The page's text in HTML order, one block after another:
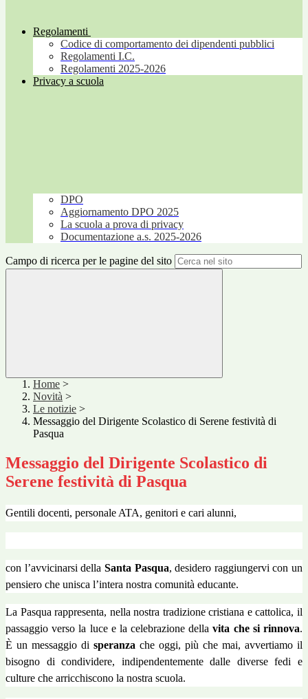
Regolamenti
Codice di comportamento dei dipendenti pubblici
Regolamenti I.C.
Regolamenti 2025-2026
Privacy a scuola
DPO
Aggiornamento DPO 2025
La scuola a prova di privacy
Documentazione a.s. 2025-2026
Campo di ricerca per le pagine del sito
Home >
Novità >
Le notizie >
Messaggio del Dirigente Scolastico di Serene festività di
Pasqua
Messaggio del Dirigente Scolastico di
Serene festività di Pasqua
Gentili docenti, personale ATA, genitori e cari alunni,
con l’avvicinarsi della Santa Pasqua, desidero raggiungervi con un
pensiero che unisca l’intera nostra comunità educante.
La Pasqua rappresenta, nella nostra tradizione cristiana e cattolica, il
passaggio verso la luce e la celebrazione dellavita che si rinnova.
È un messaggio di speranza che oggi, più che mai, avvertiamo il
bisogno di condividere, indipendentemente dalle diverse fedi e
culture che arricchiscono la nostra scuola.